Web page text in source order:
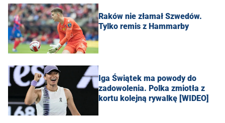
Raków nie złamał Szwedów.
Tylko remis z Hammarby
Iga Świątek ma powody do
zadowolenia. Polka zmiotła z
kortu kolejną rywalkę [WIDEO]